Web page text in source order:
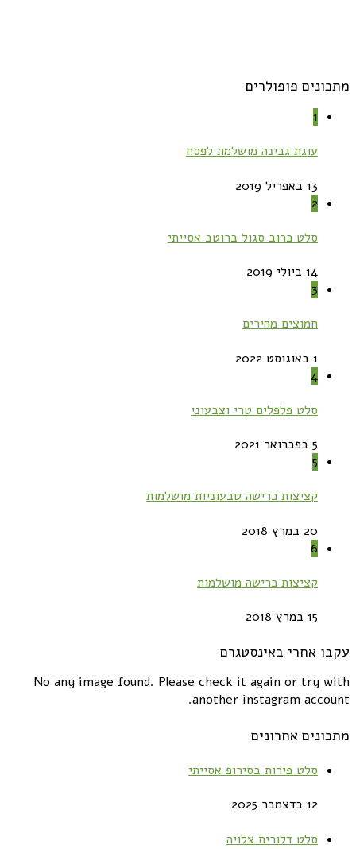
מתכונים פופולרים
1
עוגת גבינה מושלמת לפסח
13 באפריל 2019
2
סלט כרוב סגול ברוטב אסייתי
14 ביולי 2019
3
חמוצים מהירים
1 באוגוסט 2022
4
סלט פלפלים טרי וצבעוני
5 בפברואר 2021
5
קציצות כרישה טבעוניות מושלמות
20 במרץ 2018
6
קציצות כרישה מושלמות
15 במרץ 2018
עקבו אחרי באינסטגרם
No any image found. Please check it again or try with
another instagram account.
מתכונים אחרונים
סלט פירות בסירופ אסייתי
12 בדצמבר 2025
סלט דלורית צלויה